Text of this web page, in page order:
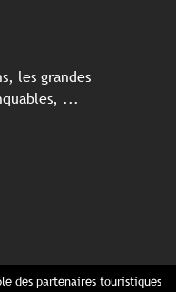
les grandes
...
des partenaires touristiques